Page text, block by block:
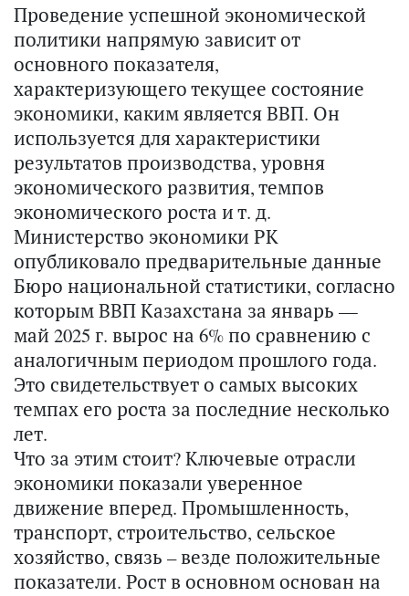
Проведение успешной экономической
политики напрямую зависит от
основного показателя,
характеризующего текущее состояние
экономики, каким является ВВП. Он
используется для характеристики
результатов производства, уровня
экономического развития, темпов
экономического роста и т. д.
Министерство экономики РК
опубликовало предварительные данные
Бюро национальной статистики, согласно
которым ВВП Казахстана за январь —
май 2025 г. вырос на 6% по сравнению с
аналогичным периодом прошлого года.
Это свидетельствует о самых высоких
темпах его роста за последние несколько
лет.
Что за этим стоит? Ключевые отрасли
экономики показали уверенное
движение вперед. Промышленность,
транспорт, строительство, сельское
хозяйство, связь – везде положительные
показатели. Рост в основном основан на